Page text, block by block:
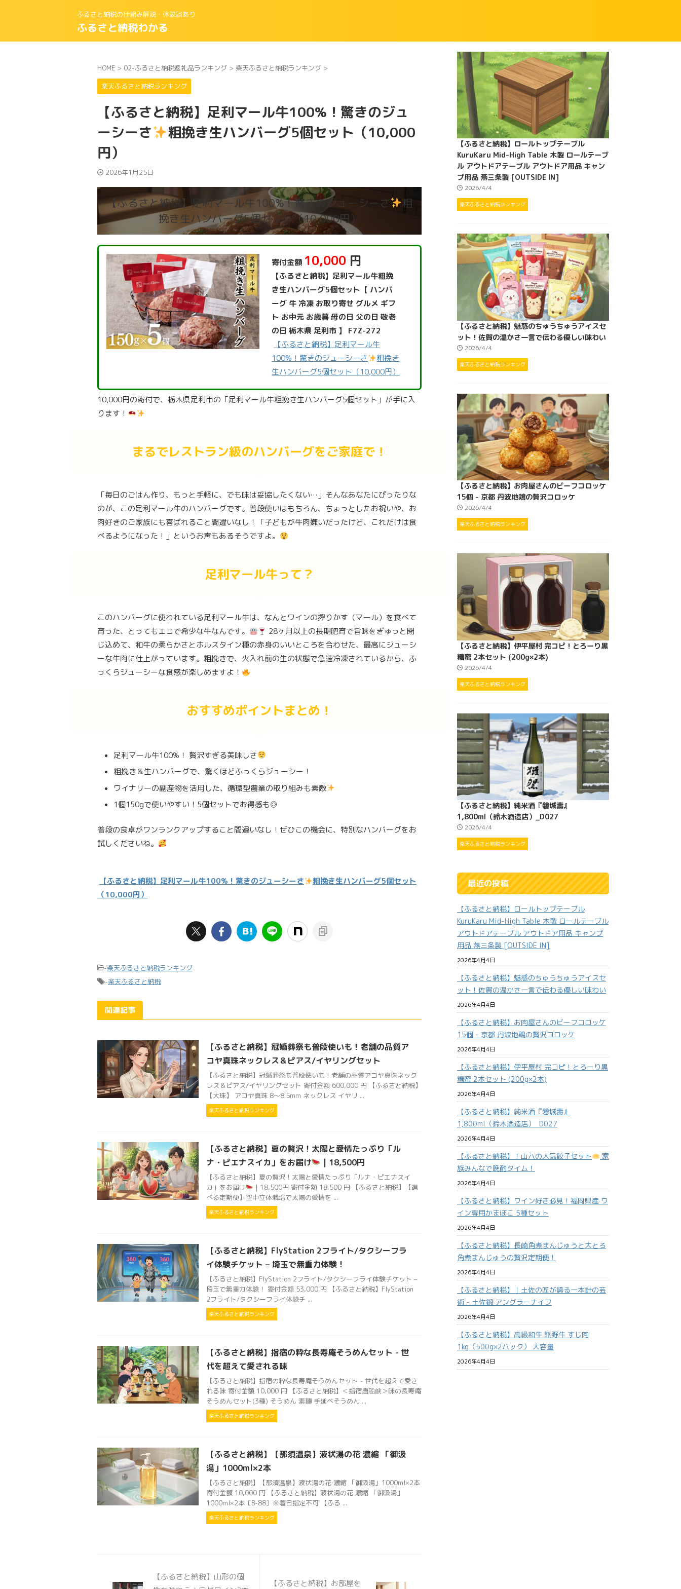
ふるさと納税の仕組み解説・体験談あり
ふるさと納税わかる
HOME > 02-ふるさと納税返礼品ランキング > 楽天ふるさと納税ランキング >
楽天ふるさと納税ランキング
【ふるさと納税】足利マール牛100%！驚きのジュ
ーシーさ
粗挽き生ハンバーグ5個セット（10,000
円）
2026年1月25日
【ふるさと納税】足利マール牛100%！驚きのジューシーさ
粗
挽き生ハンバーグ5個セット（10,000円）
寄付金額 10,000 円
【ふるさと納税】足利マール牛粗挽
き生ハンバーグ5個セット【 ハンバ
ーグ 牛 冷凍 お取り寄せ グルメ ギフ
ト お中元 お歳暮 母の日 父の日 敬老
の日 栃木県 足利市 】 F7Z-272
【ふるさと納税】足利マール牛
100%！驚きのジューシーさ
粗挽き
生ハンバーグ5個セット（10,000円）
10,000円の寄付で、栃木県足利市の「足利マール牛粗挽き生ハンバーグ5個セット」が手に入
ります！
まるでレストラン級のハンバーグをご家庭で！
「毎日のごはん作り、もっと手軽に、でも味は妥協したくない…」そんなあなたにぴったりな
のが、この足利マール牛のハンバーグです。普段使いはもちろん、ちょっとしたお祝いや、お
肉好きのご家族にも喜ばれること間違いなし！「子どもが牛肉嫌いだったけど、これだけは食
べるようになった！」というお声もあるそうですよ。
足利マール牛って？
このハンバーグに使われている足利マール牛は、なんとワインの搾りかす（マール）を食べて
育った、とってもエコで希少な牛なんです。
28ヶ月以上の長期肥育で旨味をぎゅっと閉
じ込めて、和牛の柔らかさとホルスタイン種の赤身のいいところを合わせた、最高にジューシ
ーな牛肉に仕上がっています。粗挽きで、火入れ前の生の状態で急速冷凍されているから、ふ
っくらジューシーな食感が楽しめますよ！
おすすめポイントまとめ！
足利マール牛100%！ 贅沢すぎる美味しさ
粗挽き＆生ハンバーグで、驚くほどふっくらジューシー！
ワイナリーの副産物を活用した、循環型農業の取り組みも素敵
1個150gで使いやすい！5個セットでお得感も◎
普段の食卓がワンランクアップすること間違いなし！ぜひこの機会に、特別なハンバーグをお
試しくださいね。
【ふるさと納税】足利マール牛100%！驚きのジューシーさ
粗挽き生ハンバーグ5個セット
（10,000円）
-楽天ふるさと納税ランキング
-楽天ふるさと納税
関連記事
【ふるさと納税】冠婚葬祭も普段使いも！老舗の品質ア
コヤ真珠ネックレス＆ピアス/イヤリングセット
【ふるさと納税】冠婚葬祭も普段使いも！老舗の品質アコヤ真珠ネック
レス＆ピアス/イヤリングセット 寄付金額 600,000 円 【ふるさと納税】
【大珠】 アコヤ真珠 8～8.5mm ネックレス イヤリ ...
楽天ふるさと納税ランキング
【ふるさと納税】夏の贅沢！太陽と愛情たっぷり「ル
ナ・ピエナスイカ」をお届け
| 18,500円
【ふるさと納税】夏の贅沢！太陽と愛情たっぷり「ルナ・ピエナスイ
カ」をお届け
| 18,500円 寄付金額 18,500 円 【ふるさと納税】【選
べる定期便】空中立体栽培で太陽の愛情を ...
楽天ふるさと納税ランキング
【ふるさと納税】FlyStation 2フライト/タクシーフラ
イ体験チケット – 埼玉で無重力体験！
【ふるさと納税】FlyStation 2フライト/タクシーフライ体験チケット –
埼玉で無重力体験！ 寄付金額 53,000 円 【ふるさと納税】FlyStation
2フライト/タクシーフライ体験チ ...
楽天ふるさと納税ランキング
【ふるさと納税】指宿の粋な長寿庵そうめんセット - 世
代を超えて愛される味
【ふるさと納税】指宿の粋な長寿庵そうめんセット - 世代を超えて愛さ
れる味 寄付金額 10,000 円 【ふるさと納税】＜指宿唐船峡＞味の長寿庵
そうめんセット(3種) そうめん 素麺 手延べそうめん ...
楽天ふるさと納税ランキング
【ふるさと納税】【那須温泉】液状湯の花 濃縮 「御汲
湯」1000ml×2本
【ふるさと納税】【那須温泉】液状湯の花 濃縮 「御汲湯」1000ml×2本
寄付金額 10,000 円 【ふるさと納税】液状湯の花 濃縮 「御汲湯」
1000ml×2本〔B-88〕※着日指定不可 【ふる ...
楽天ふるさと納税ランキング
【ふるさと納税】山形の個
【ふるさと納税】お部屋を
【ふるさと納税】ロールトップテーブル
KuruKaru Mid-High Table 木製 ロールテーブ
ル アウトドアテーブル アウトドア用品 キャン
プ用品 燕三条製 [OUTSIDE IN]
2026/4/4
楽天ふるさと納税ランキング
【ふるさと納税】魅惑のちゅうちゅうアイスセ
ット！佐賀の温かさ一言で伝わる優しい味わい
2026/4/4
楽天ふるさと納税ランキング
【ふるさと納税】お肉屋さんのビーフコロッケ
15個 - 京都 丹波地鶏の贅沢コロッケ
2026/4/4
楽天ふるさと納税ランキング
【ふるさと納税】伊平屋村 完コピ！とろーり黒
糖蜜 2本セット (200g×2本)
2026/4/4
楽天ふるさと納税ランキング
【ふるさと納税】純米酒『磐城壽』
1,800ml（鈴木酒造店）_D027
2026/4/4
楽天ふるさと納税ランキング
最近の投稿
【ふるさと納税】ロールトップテーブル
KuruKaru Mid-High Table 木製 ロールテーブル
アウトドアテーブル アウトドア用品 キャンプ
用品 燕三条製 [OUTSIDE IN]
2026年4月4日
【ふるさと納税】魅惑のちゅうちゅうアイスセ
ット！佐賀の温かさ一言で伝わる優しい味わい
2026年4月4日
【ふるさと納税】お肉屋さんのビーフコロッケ
15個 - 京都 丹波地鶏の贅沢コロッケ
2026年4月4日
【ふるさと納税】伊平屋村 完コピ！とろーり黒
糖蜜 2本セット (200g×2本)
2026年4月4日
【ふるさと納税】純米酒『磐城壽』
1,800ml（鈴木酒造店）_D027
2026年4月4日
【ふるさと納税】！山八の人気餃子セット
家
族みんなで晩酌タイム！
2026年4月4日
【ふるさと納税】ワイン好き必見！福岡県産 ワ
イン専用かまぼこ 5種セット
2026年4月4日
【ふるさと納税】長崎角煮まんじゅうと大とろ
角煮まんじゅうの贅沢定期便！
2026年4月4日
【ふるさと納税】｜土佐の匠が誇る一本針の芸
術 - 土佐鍛 アングラーナイフ
2026年4月4日
【ふるさと納税】高級和牛 熊野牛 すじ肉
1kg（500g×2パック） 大容量
2026年4月4日